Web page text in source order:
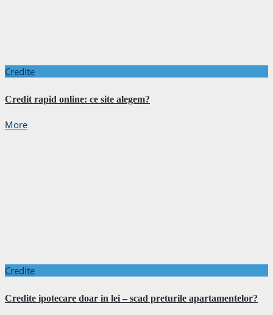
Credite
Credit rapid online: ce site alegem?
More
Credite
Credite ipotecare doar in lei – scad preturile apartamentelor?